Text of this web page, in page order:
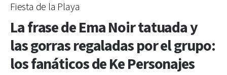
Fiesta de la Playa
La frase de Ema Noir tatuada y
las gorras regaladas por el grupo:
los fanáticos de Ke Personajes